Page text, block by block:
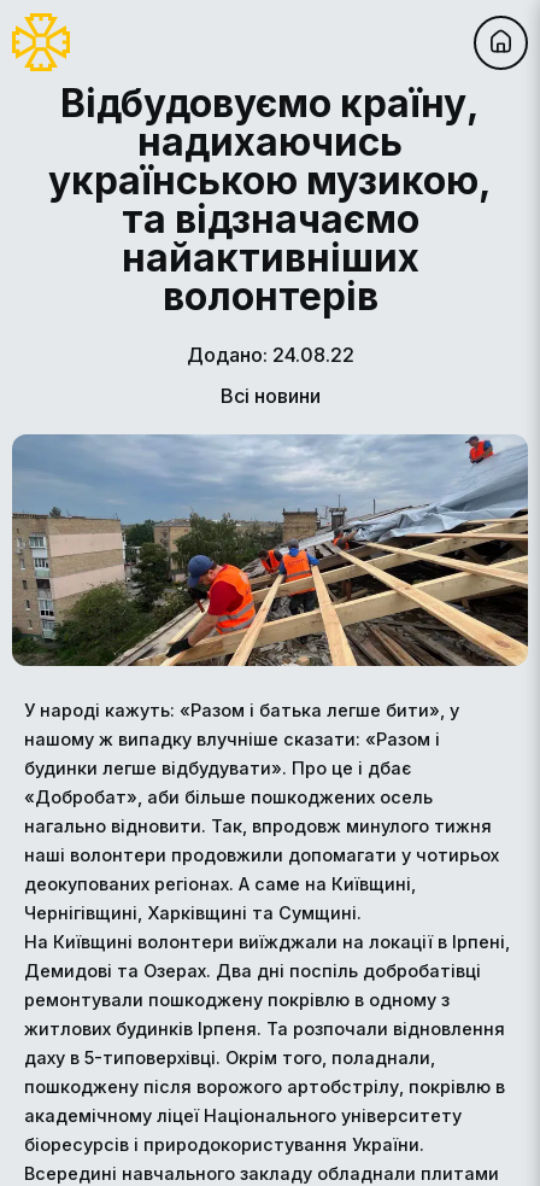
Відбудовуємо країну,
надихаючись
українською музикою,
та відзначаємо
найактивніших
волонтерів
Додано: 24.08.22
Всі новини
У народі кажуть: «Разом і батька легше бити», у
нашому ж випадку влучніше сказати: «Разом і
будинки легше відбудувати». Про це і дбає
«Добробат», аби більше пошкоджених осель
нагально відновити. Так, впродовж минулого тижня
наші волонтери продовжили допомагати у чотирьох
деокупованих регіонах. А саме на Київщині,
Чернігівщині, Харківщині та Сумщині.
На Київщині волонтери виїжджали на локації в Ірпені,
Демидові та Озерах. Два дні поспіль добробатівці
ремонтували пошкоджену покрівлю в одному з
житлових будинків Ірпеня. Та розпочали відновлення
даху в 5-типоверхівці. Окрім того, поладнали,
пошкоджену після ворожого артобстрілу, покрівлю в
академічному ліцеї Національного університету
біоресурсів і природокористування України.
Всередині навчального закладу обладнали плитами